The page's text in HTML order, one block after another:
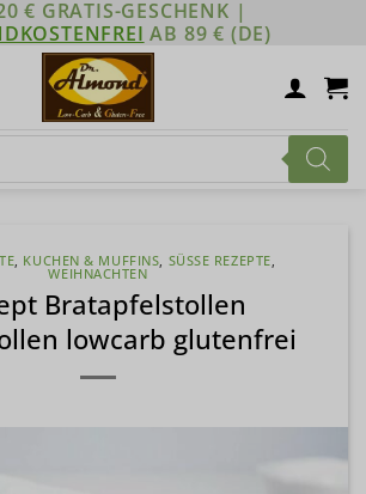
€ GRATIS-GESCHENK |
AB 89 € (DE)
, KUCHEN & MUFFINS, SÜSSE REZEPTE ,
WEIHNACHTEN
Bratapfelstollen
lowcarb glutenfrei